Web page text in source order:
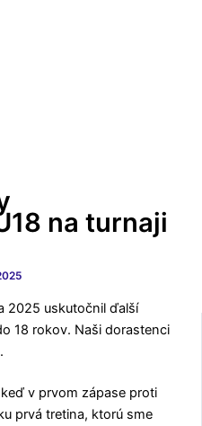
na turnaji
2025 uskutočnil ďalší
18 rokov. Naši dorastenci
v prvom zápase proti
prvá tretina, ktorú sme